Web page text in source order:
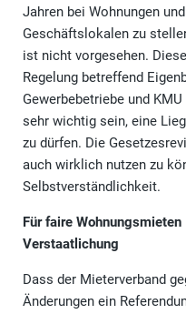
Jahren bei Wohnungen
Geschäftslokalen zu
ist nicht vorgesehen.
Regelung betreffend
Gewerbebetriebe und
sehr wichtig sein, eine
zu dürfen. Die
auch wirklich nutzen zu
Selbstverständlichkeit.
Für faire
Verstaatlichung
Dass der Mieterverband
Änderungen ein